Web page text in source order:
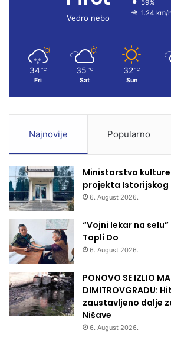
k
Vedro nebo
59%
1.24 km/h
34 ℃
Fri
35 ℃
Sat
32 ℃
Sun
Najnovije Popularno
Ministarstvo
projekta Istorijskog
6. August 2026.
“Vojni lekar na
Topli Do
6. August 2026.
PONOVO SE IZLIO
DIMITROVGRADU:
zaustavljeno dalje
Nišave
6. August 2026.